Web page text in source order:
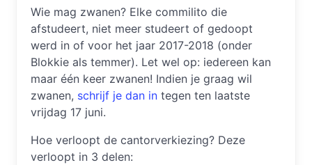
Wie mag zwanen? Elke commilito die
afstudeert, niet meer studeert of gedoopt
werd in of voor het jaar 2017-2018 (onder
Blokkie als temmer). Let wel op: iedereen kan
maar één keer zwanen! Indien je graag wil
zwanen, schrijf je dan in tegen ten laatste
vrijdag 17 juni.
Hoe verloopt de cantorverkiezing? Deze
verloopt in 3 delen: